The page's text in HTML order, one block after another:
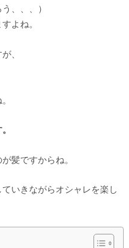
、、、）
よね。
、
髪ですからね。
いきながらオシャレを楽し